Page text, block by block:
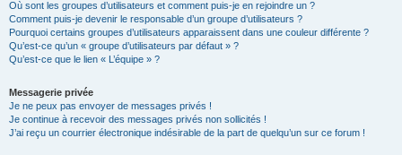
Où sont les groupes d’utilisateurs et comment puis-je en rejoindre un ?
Comment puis-je devenir le responsable d’un groupe d’utilisateurs ?
Pourquoi certains groupes d’utilisateurs apparaissent dans une couleur différente ?
Qu’est-ce qu’un « groupe d’utilisateurs par défaut » ?
Qu’est-ce que le lien « L’équipe » ?
Messagerie privée
Je ne peux pas envoyer de messages privés !
Je continue à recevoir des messages privés non sollicités !
J’ai reçu un courrier électronique indésirable de la part de quelqu’un sur ce forum !